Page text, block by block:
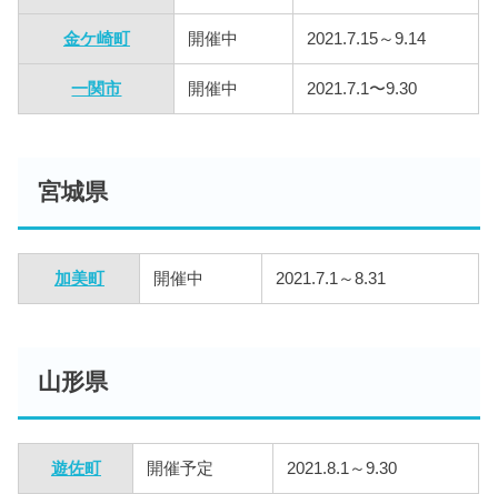
金ケ崎町 開催中 2021.7.15～9.14
一関市 開催中 2021.7.1〜9.30
宮城県
加美町 開催中 2021.7.1～8.31
山形県
遊佐町 開催予定 2021.8.1～9.30